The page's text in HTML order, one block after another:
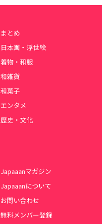
まとめ
日本画・浮世絵
着物・和服
和雑貨
和菓子
エンタメ
歴史・文化
Japaaanマガジン
Japaaanについて
お問い合わせ
無料メンバー登録